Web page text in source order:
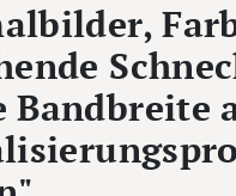
Bandbreite